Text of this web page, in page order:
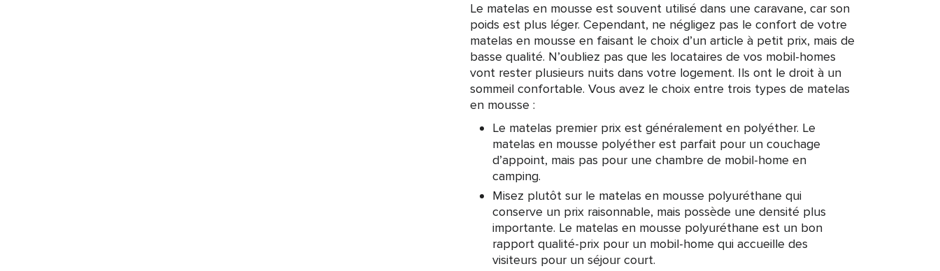
Le matelas en mousse est souvent utilisé dans une caravane, car son
poids est plus léger. Cependant, ne négligez pas le confort de votre
matelas en mousse en faisant le choix d’un article à petit prix, mais de
basse qualité. N’oubliez pas que les locataires de vos mobil-homes
vont rester plusieurs nuits dans votre logement. Ils ont le droit à un
sommeil confortable. Vous avez le choix entre trois types de matelas
en mousse :
Le matelas premier prix est généralement en polyéther. Le
matelas en mousse polyéther est parfait pour un couchage
d’appoint, mais pas pour une chambre de mobil-home en
camping.
Misez plutôt sur le matelas en mousse polyuréthane qui
conserve un prix raisonnable, mais possède une densité plus
importante. Le matelas en mousse polyuréthane est un bon
rapport qualité-prix pour un mobil-home qui accueille des
visiteurs pour un séjour court.